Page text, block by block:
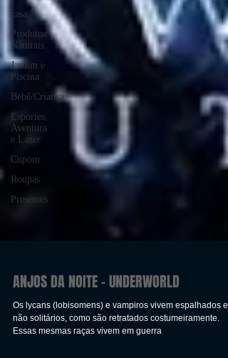
casa
Produtos
Naturais
Jardim e
Piscina
Bebê/Criança
Esportes,
Aventura
e Lazer
Cupom
Roupas
Presentes
ANJOS DA NOITE - UNDERWORLD
Os lycans (lobisomens) e vampiros vivem espalhados e